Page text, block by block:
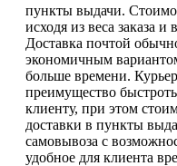
пункты выдачи.
исходя из веса заказа
Доставка почтой
экономичным
больше времени.
преимущество
клиенту, при этом
доставки в пункты
самовывоза с
удобное для клиента